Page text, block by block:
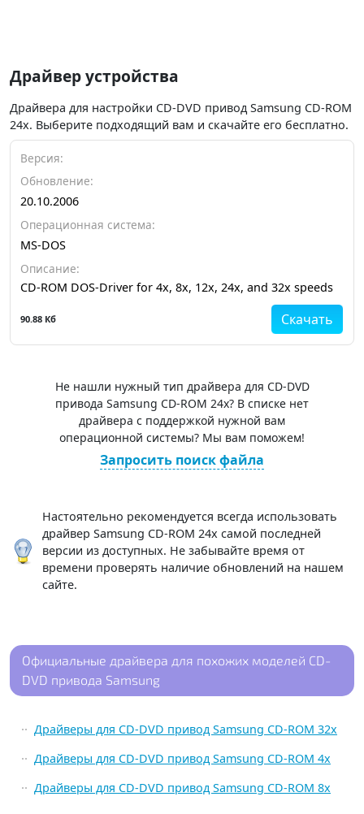
Драйвер устройства
Драйвера для настройки CD-DVD привод Samsung CD-ROM
24x. Выберите подходящий вам и скачайте его бесплатно.
Версия:
Обновление:
20.10.2006
Операционная система:
MS-DOS
Описание:
CD-ROM DOS-Driver for 4x, 8x, 12x, 24x, and 32x speeds
Скачать
90.88 Кб
Не нашли нужный тип драйвера для CD-DVD
привода Samsung CD-ROM 24x? В списке нет
драйвера с поддержкой нужной вам
операционной системы? Мы вам поможем!
Запросить поиск файла
Настоятельно рекомендуется всегда использовать
драйвер Samsung CD-ROM 24x самой последней
версии из доступных. Не забывайте время от
времени проверять наличие обновлений на нашем
сайте.
Официальные драйвера для похожих моделей CD-
DVD привода Samsung
Драйверы для CD-DVD привод Samsung CD-ROM 32x
Драйверы для CD-DVD привод Samsung CD-ROM 4x
Драйверы для CD-DVD привод Samsung CD-ROM 8x